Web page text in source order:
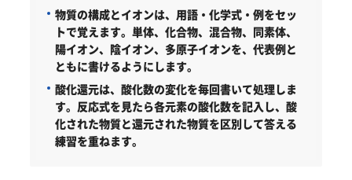
物質の構成とイオンは、用語・化学式・例をセッ
トで覚えます。 単体、化合物、混合物、同素体、
陽イオン、陰イオン、多原子イオンを、代表例と
ともに書けるようにします。
酸化還元は、酸化数の変化を毎回書いて処理しま
す。 反応式を見たら各元素の酸化数を記入し、酸
化された物質と還元された物質を区別して答える
練習を重ねます。